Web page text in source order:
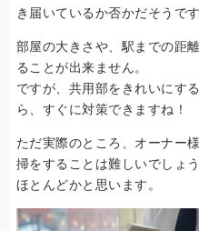
き届いているか否かだそうです
部屋の大きさや、駅までの距
ることが出来ません。
ですが、共用部をきれいにす
ら、すぐに対策できますね！
ただ実際のところ、オーナー
掃をすることは難しいでしょ
ほとんどかと思います。